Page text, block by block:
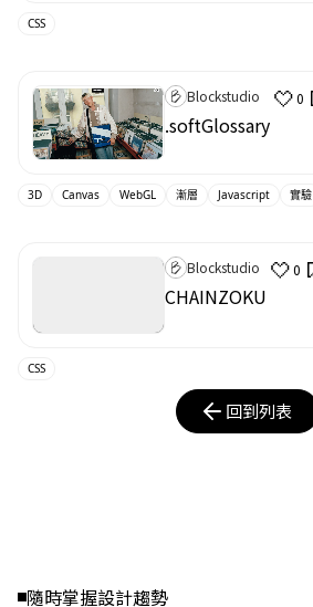
CSS
Blockstudio
.softGlossary
0
3D Canvas WebGL 漸層 Javascript 實驗
Blockstudio
CHAINZOKU
0
CSS
回到列表
隨時掌握設計趨勢